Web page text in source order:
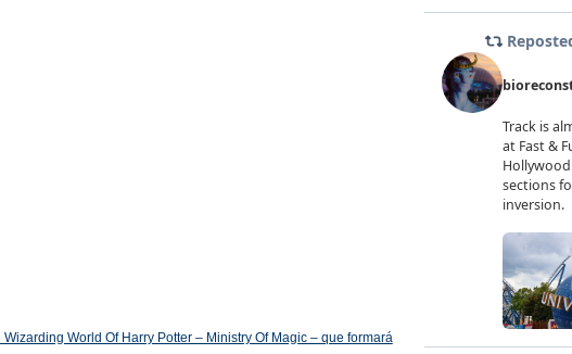
World Of Harry Potter – Ministry Of Magic – que formará